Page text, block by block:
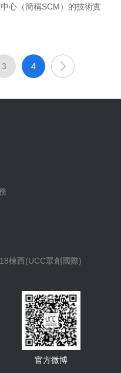
心（簡稱SCM）的技術實
3 4
棟西(UCC眾創國際)
官方微博